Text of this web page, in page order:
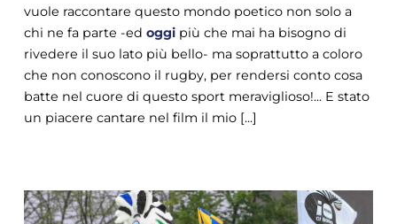
vuole raccontare questo mondo poetico non solo a
chi ne fa parte -ed oggipiù che mai ha bisogno di
rivedere il suo lato più bello- ma soprattutto a coloro
che non conoscono il rugby, per rendersi conto cosa
batte nel cuore di questo sport meraviglioso!... E stato
un piacere cantare nel film il mio [...]